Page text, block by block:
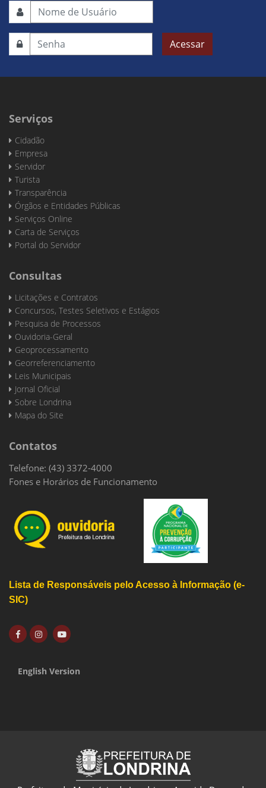
Acessar
Serviços
Cidadão
Empresa
Servidor
Turista
Transparência
Órgãos e Entidades Públicas
Serviços Online
Carta de Serviços
Portal do Servidor
Consultas
Licitações e Contratos
Concursos, Testes Seletivos e Estágios
Pesquisa de Processos
Ouvidoria-Geral
Geoprocessamento
Georreferenciamento
Leis Municipais
Jornal Oficial
Sobre Londrina
Mapa do Site
Contatos
Telefone: (43) 3372-4000
Fones e Horários de Funcionamento
Lista de Responsáveis pelo Acesso à Informação (e-
SIC)
English Version